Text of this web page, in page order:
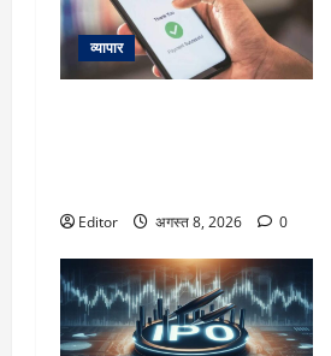
व्यापार
Editor अगस्त 8, 2026 0